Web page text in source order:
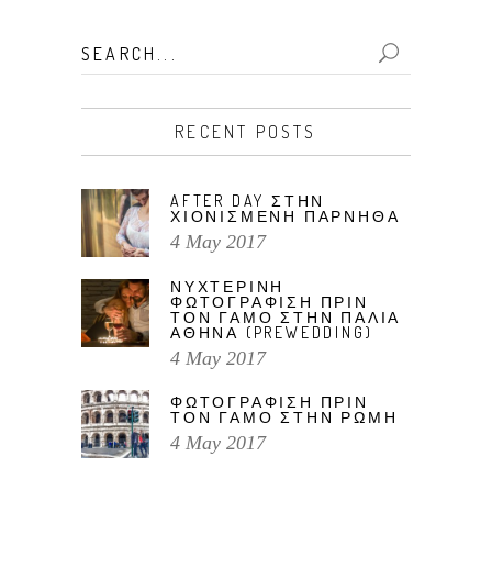
Search
for:
RECENT POSTS
AFTER DAY ΣΤΗΝ
ΧΙΟΝΙΣΜΕΝΗ ΠΑΡΝΗΘΑ
4 May 2017
ΝΥΧΤΕΡΙΝΗ
ΦΩΤΟΓΡΑΦΙΣΗ ΠΡΙΝ
ΤΟΝ ΓΑΜΟ ΣΤΗΝ ΠΑΛΙΑ
ΑΘΗΝΑ (PREWEDDING)
4 May 2017
ΦΩΤΟΓΡΑΦΙΣΗ ΠΡΙΝ
ΤΟΝ ΓΑΜΟ ΣΤΗΝ ΡΩΜΗ
4 May 2017